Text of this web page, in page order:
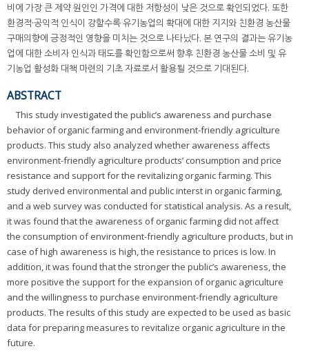
비에 가장 큰 제약 원인인 가격에 대한 저항성이 낮은 것으로 확인되었다. 또한
환경적·공익적 인식이 강할수록 유기농업의 확대에 대한 지지와 친환경 농산물
구매의향에 긍정적인 영향을 미치는 것으로 나타났다. 본 연구의 결과는 유기농
업에 대한 소비자 인식과 태도를 확인함으로써 향후 친환경 농산물 소비 및 유
기농업 활성화 대책 마련의 기초 자료로서 활용될 것으로 기대된다.
ABSTRACT
This study investigated the public’s awareness and purchase
behavior of organic farming and environment-friendly agriculture
products. This study also analyzed whether awareness affects
environment-friendly agriculture products’ consumption and price
resistance and support for the revitalizing organic farming. This
study derived environmental and public interst in organic farming,
and a web survey was conducted for statistical analysis. As a result,
it was found that the awareness of organic farming did not affect
the consumption of environment-friendly agriculture products, but in
case of high awareness is high, the resistance to prices is low. In
addition, it was found that the stronger the public’s awareness, the
more positive the support for the expansion of organic agriculture
and the willingness to purchase environment-friendly agriculture
products. The results of this study are expected to be used as basic
data for preparing measures to revitalize organic agriculture in the
future.